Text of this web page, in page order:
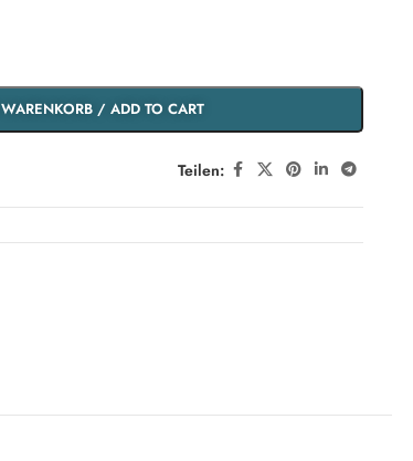
/ ADD TO CART
Teilen: